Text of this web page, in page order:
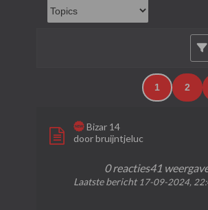
1 2
Bizar 14
doorbruijntjeluc
0 reacties41
Laatste bericht 17-09-2024,